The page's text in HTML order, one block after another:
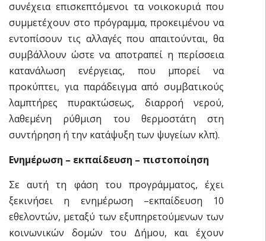
συνέχεια επισκεπτόμενοι τα νοικοκυριά που
συμμετέχουν στο πρόγραμμα, προκειμένου να
εντοπίσουν τις αλλαγές που απαιτούνται, θα
συμβάλλουν ώστε να αποτραπεί η περίσσεια
κατανάλωση ενέργειας, που μπορεί να
προκύπτει, για παράδειγμα από συμβατικούς
λαμπτήρες πυρακτώσεως, διαρροή νερού,
λαθεμένη ρύθμιση του θερμοστάτη στη
συντήρηση ή την κατάψυξη των ψυγείων κλπ).
Ενημέρωση – εκπαίδευση – πιστοποίηση
Σε αυτή τη φάση του προγράμματος, έχει
ξεκινήσει η ενημέρωση –εκπαίδευση 10
εθελοντών, μεταξύ των εξυπηρετούμενων των
κοινωνικών δομών του Δήμου, και έχουν